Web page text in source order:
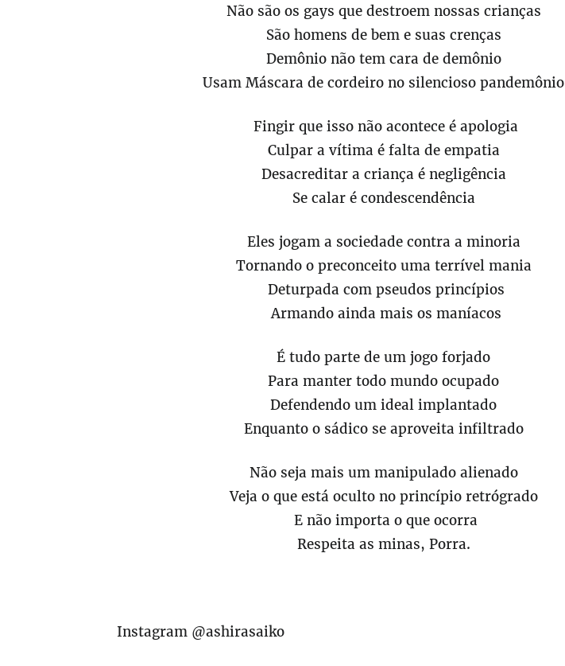
Não são os gays que destroem nossas crianças
São homens de bem e suas crenças
Demônio não tem cara de demônio
Usam Máscara de cordeiro no silencioso pandemônio
Fingir que isso não acontece é apologia
Culpar a vítima é falta de empatia
Desacreditar a criança é negligência
Se calar é condescendência
Eles jogam a sociedade contra a minoria
Tornando o preconceito uma terrível mania
Deturpada com pseudos princípios
Armando ainda mais os maníacos
É tudo parte de um jogo forjado
Para manter todo mundo ocupado
Defendendo um ideal implantado
Enquanto o sádico se aproveita infiltrado
Não seja mais um manipulado alienado
Veja o que está oculto no princípio retrógrado
E não importa o que ocorra
Respeita as minas, Porra.
Instagram @ashirasaiko